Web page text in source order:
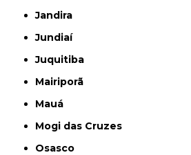
Jandira
Jundiaí
Juquitiba
Mairiporã
Mauá
Mogi das Cruzes
Osasco